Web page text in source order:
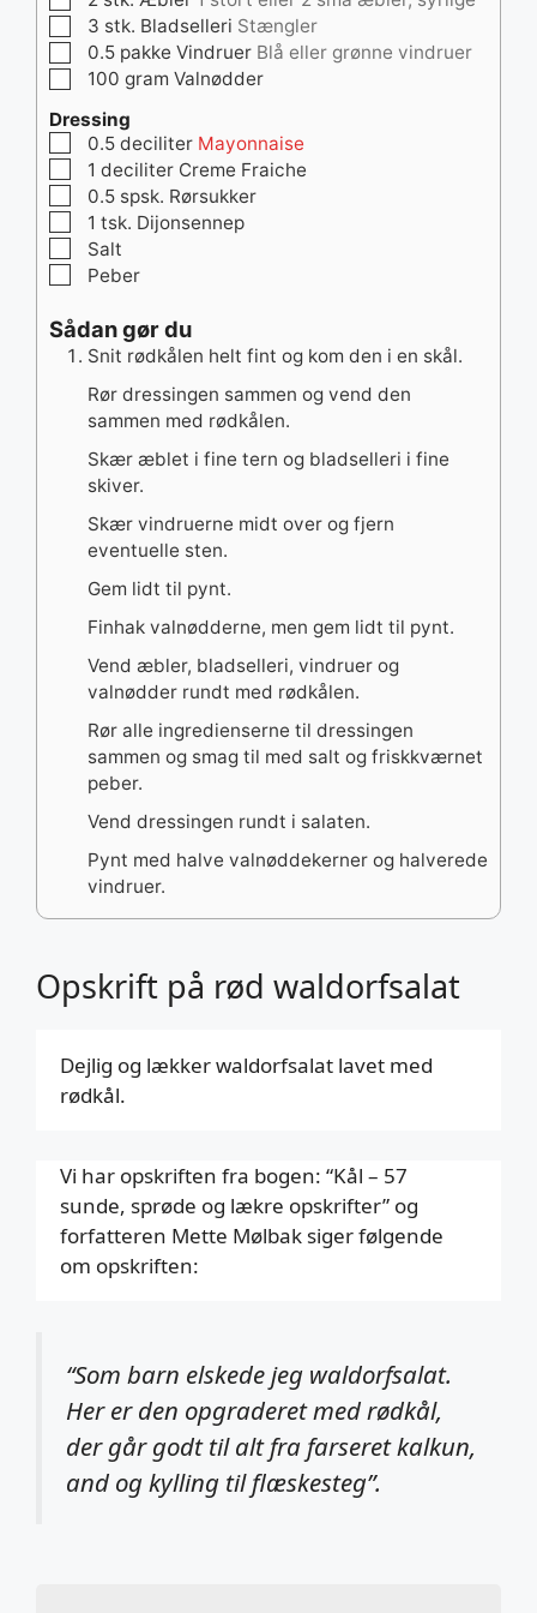
Opskrift på rød waldorfsalat
Dejlig og lækker waldorfsalat lavet med
rødkål.
Vi har opskriften fra bogen: “Kål – 57
sunde, sprøde og lækre opskrifter” og
forfatteren Mette Mølbak siger følgende
om opskriften:
“Som barn elskede jeg waldorfsalat.
Her er den opgraderet med rødkål,
der går godt til alt fra farseret kalkun,
and og kylling til flæskesteg”.
▢
3 stk. Bladselleri Stængler
▢
0.5 pakke Vindruer Blå eller grønne vindruer
▢100 gram Valnødder
Dressing
▢
0.5 deciliter Mayonnaise
▢1 deciliter Creme Fraiche
▢
0.5 spsk. Rørsukker
▢1 tsk. Dijonsennep
▢
Salt
▢
Peber
Sådan gør du
Snit rødkålen helt fint og kom den i en skål.
Rør dressingen sammen og vend den
sammen med rødkålen.
Skær æblet i fine tern og bladselleri i fine
skiver.
Skær vindruerne midt over og fjern
eventuelle sten.
Gem lidt til pynt.
Finhak valnødderne, men gem lidt til pynt.
Vend æbler, bladselleri, vindruer og
valnødder rundt med rødkålen.
Rør alle ingredienserne til dressingen
sammen og smag til med salt og friskkværnet
peber.
Vend dressingen rundt i salaten.
Pynt med halve valnøddekerner og halverede
vindruer.